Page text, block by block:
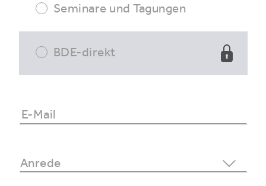
Seminare und Tagungen
BDE-direkt